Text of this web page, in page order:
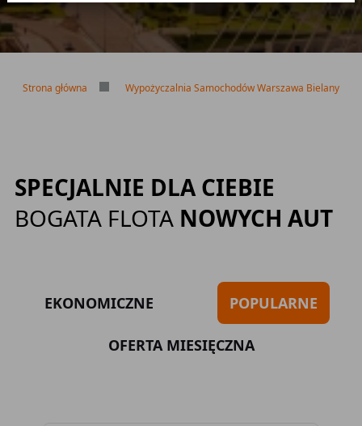
Strona główna Wypożyczalnia Samochodów Warszawa Bielany
SPECJALNIE DLA CIEBIE
BOGATA FLOTA NOWYCH AUT
EKONOMICZNE POPULARNE
OFERTA MIESIĘCZNA
nasi partnerzy. Szczegółowe informacje na temat
korzystania przez nas i naszych partnerów z plików cookie
oraz przetwarzania Twoich danych osobowych, w tym
dotyczące Twoich uprawnień, zawarte są w naszej